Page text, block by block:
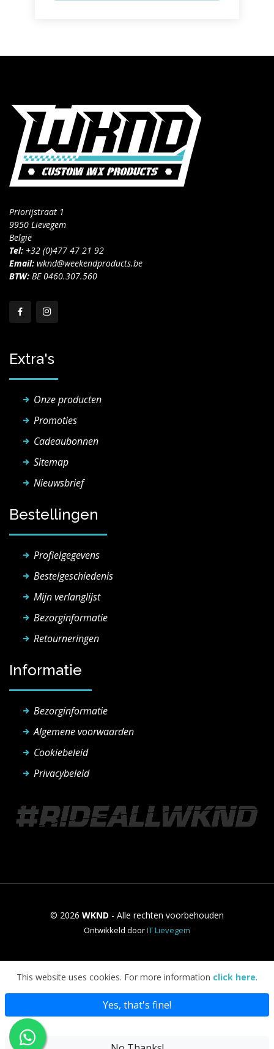
Priorijstraat 1
9950 Lievegem
België
Tel: +32 (0)477 47 21 92
Email: wknd@weekendproducts.be
BTW: BE 0460.307.560
Extra's
Onze producten
Promoties
Cadeaubonnen
Sitemap
Nieuwsbrief
Bestellingen
Profielgegevens
Bestelgeschiedenis
Mijn verlanglijst
Bezorginformatie
Retourneringen
Informatie
Bezorginformatie
Algemene voorwaarden
Cookiebeleid
Privacybeleid
© 2026 WKND - Alle rechten voorbehouden
Ontwikkeld doorIT Lievegem
This website uses cookies. For more information click here.
Yes, that's fine!